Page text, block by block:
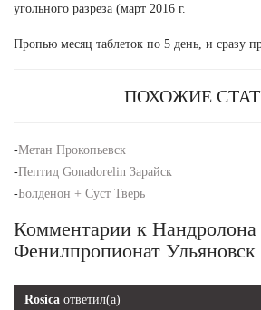
угольного разреза (март 2016 г.
Пропью месяц таблеток по 5 день, и сразу
ПОХОЖИЕ
-Метан Прокопьевск
-Пептид Gonadorelin Зарайск
-Болденон + Суст Тверь
Комментарии к Нандролона
Фенилпропионат Ульяновск
Rosica ответил(а)